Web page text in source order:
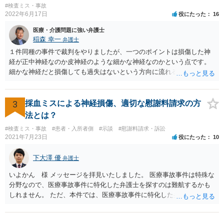
#検査ミス・事故
2022年6月17日 役にたった 16
医療・介護問題に強い弁護士
稲森 幸一 弁護士
１件同種の事件で裁判をやりましたが、一つのポイントは損傷した神
経が正中神経なのか皮神経のような細かな神経なのかという点です。
細かな神経だと損傷しても過失はないという方向に流れる可能性があ
過失が認められる可能性がありますので弁護士費用を支払う価値はあ
るかと思います。 頑張ってください。
3
採血ミスによる神経損傷、適切な慰謝料請求の方
法とは？
#検査ミス・事故 #患者・入所者側 #示談 #慰謝料請求・訴訟
2021年7月23日 役にたった 10
下大澤 優 弁護士
いよかん 様 メッセージを拝見いたしました。 医療事故事件は特殊な
分野なので、医療事故事件に特化した弁護士を探すのは難航するかも
しれません。 ただ、本件では、医療事故事件に特化した弁護士でなく
の過失（医療ミス）の立証なのですが、本件では過失自体には争いが